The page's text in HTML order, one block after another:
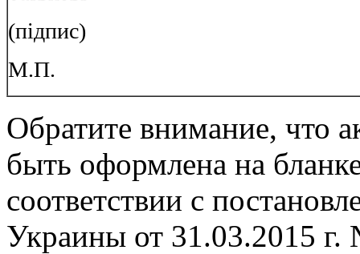
(підпис)
М.П.
Обратите внимание, что
быть оформлена на
соответствии с
Украины от 31.03.2015